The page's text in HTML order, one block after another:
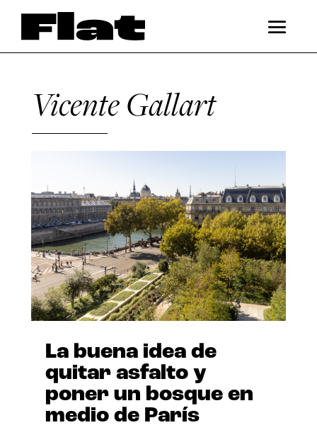
Vicente Gallart
La buena idea de
quitar asfalto y
poner un bosque en
medio de París